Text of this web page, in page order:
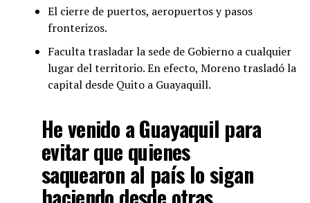
El cierre de puertos, aeropuertos y pasos
fronterizos.
Faculta trasladar la sede de Gobierno a cualquier
lugar del territorio. En efecto, Moreno trasladó la
capital desde Quito a Guayaquill.
He venido a Guayaquil para
evitar que quienes
saquearon al país lo sigan